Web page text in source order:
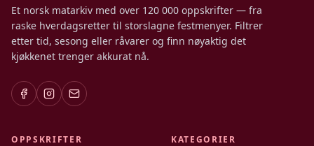
Et norsk matarkiv med over 120 000 oppskrifter — fra
raske hverdagsretter til storslagne festmenyer. Filtrer
etter tid, sesong eller råvarer og finn nøyaktig det
kjøkkenet trenger akkurat nå.
OPPSKRIFTER KATEGORIER